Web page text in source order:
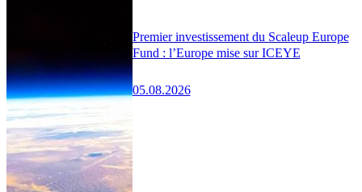
Premier investissement du Scaleup Europe
Fund : l’Europe mise sur ICEYE
05.08.2026